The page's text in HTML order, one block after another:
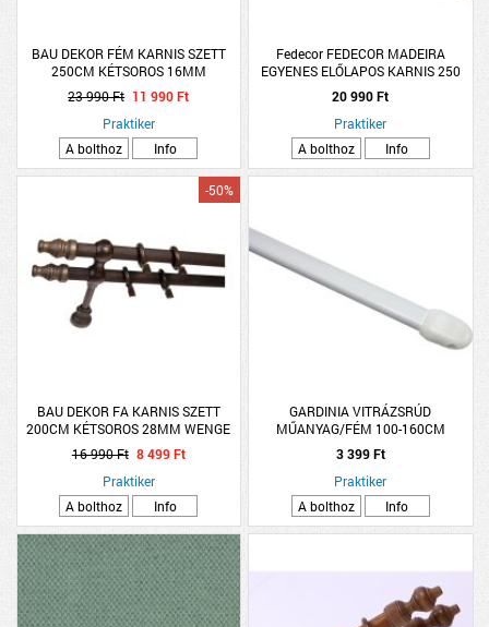
BAU DEKOR FÉM KARNIS SZETT
250CM KÉTSOROS 16MM
RUSZTIKUS ARANY
&quot;LEON&quot;
23 990 Ft 11 990 Ft
Praktiker
A bolthoz
Info
Fedecor FEDECOR MADEIRA
EGYENES ELŐLAPOS KARNIS 250
CM FEHÉR ALUMÍNIUM KÉTSOROS
20 990 Ft
Praktiker
A bolthoz
Info
BAU DEKOR FA KARNIS SZETT
200CM KÉTSOROS 28MM WENGE
(RÚD,TARTÓ,GYŰRŰ,CSAVAR)
-50%
16 990 Ft 8 499 Ft
Praktiker
A bolthoz
Info
GARDINIA VITRÁZSRÚD
MŰANYAG/FÉM 100-160CM
2DB/CSOMAG
3 399 Ft
Praktiker
A bolthoz
Info